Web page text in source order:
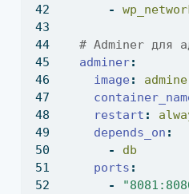
-
# Adminer для
adminer:
image :
restart :
depends_on :
-
db
ports :
-